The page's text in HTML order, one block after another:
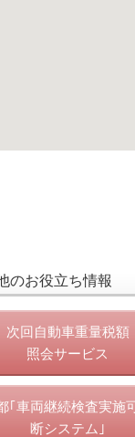
のお役立ち情報
次回自動車重量税額
照会サービス
｢車両継続検査実施
断システム｣